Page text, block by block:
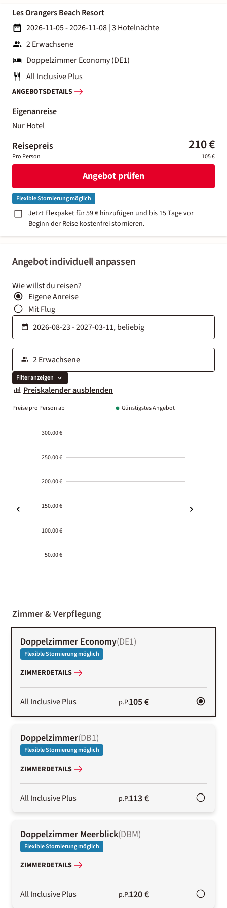
Angebot individuell anpassen
Wie willst du reisen?
Eigene Anreise
Mit Flug
Filter anzeigen
Preiskalender ausblenden
Preise pro Person ab Günstigstes Angebot
300.00 €
250.00 €
200.00 €
150.00 €
100.00 €
50.00 €
01-02
Zimmer & Verpflegung
Doppelzimmer Economy(DE1)
Flexible Stornierung möglich
ZIMMERDETAILS
All Inclusive Plus p.P.105 €
Doppelzimmer(DB1)
Flexible Stornierung möglich
ZIMMERDETAILS
All Inclusive Plus p.P.113 €
Doppelzimmer Meerblick(DBM)
Flexible Stornierung möglich
ZIMMERDETAILS
All Inclusive Plus p.P.120 €
Les Orangers Beach Resort
2026-11-05 - 2026-11-08|3 Hotelnächte
2 Erwachsene
Doppelzimmer Economy (DE1)
All Inclusive Plus
ANGEBOTSDETAILS
Eigenanreise
Nur Hotel
Reisepreis 210 €
Pro Person 105 €
Angebot prüfen
Flexible Stornierung möglich
Jetzt Flexpaket für 59 € hinzufügen und bis 15 Tage vor
Beginn der Reise kostenfrei stornieren.